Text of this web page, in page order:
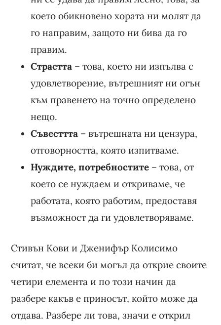
което обикновено хората ни молят да
го направим, защото ни бива да го
правим.
Страстта – това, което ни изпълва с
удовлетворение, вътрешният ни огън
към правенето на точно определено
нещо.
Съвесттта – вътрешната ни цензура,
отговорността, която изпитваме.
Нуждите, потребностите – това, от
което се нуждаем и откриваме, че
работата, която работим, предоставя
възможност да ги удовлетворяваме.
Стивън Кови и Дженифър Колисимо
считат, че всеки би могъл да открие своите
четири елемента и по този начин да
разбере какъв е приносът, който може да
отдава. Разбере ли това, значи е открил